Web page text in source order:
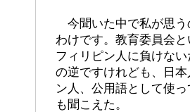
今聞いた中で私が思う
わけです。教育委員会
フィリピン人に負けな
の逆ですけれども、日
ン人、公用語として使
も聞こえた。